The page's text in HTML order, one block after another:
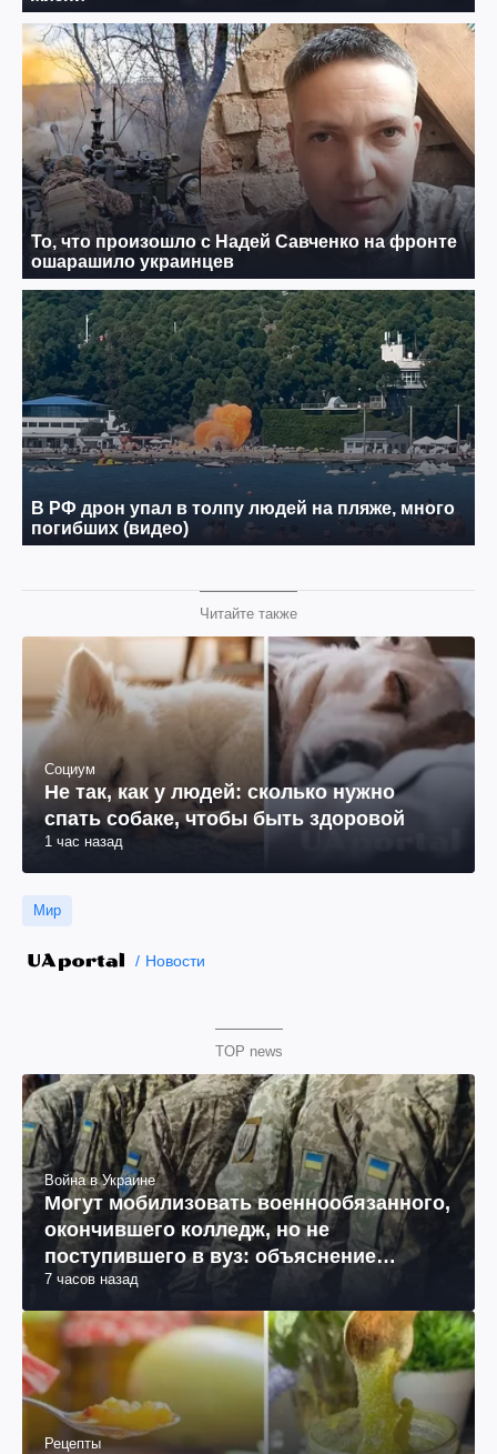
Читайте также
Социум
Не так, как у людей: сколько нужно
спать собаке, чтобы быть здоровой
1 час назад
Мир
Новости
TOP news
Война в Украине
Могут мобилизовать военнообязанного,
окончившего колледж, но не
поступившего в вуз: объяснение
юриста
7 часов назад
Рецепты